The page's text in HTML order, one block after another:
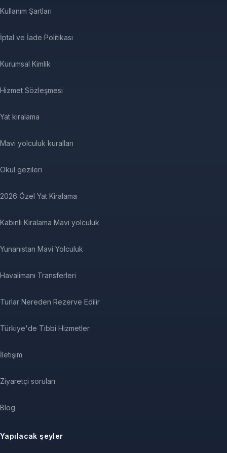
Kullanım Şartları
İptal ve İade Politikası
Kurumsal Kimlik
Hizmet Sözleşmesi
Yat kiralama
Mavi yolculuk kuralları
Okul gezileri
2026 Özel Yat Kiralama
Kabinli Kiralama Mavi yolculuk
Yunanistan Mavi Yolculuk
Havalimanı Transferleri
Turlar Nereden Rezerve Edilir
Türkiye'de Tıbbi Hizmetler
İletişim
Ziyaretçi soruları
Blog
Yapılacak şeyler